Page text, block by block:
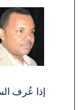
إذا عُرف